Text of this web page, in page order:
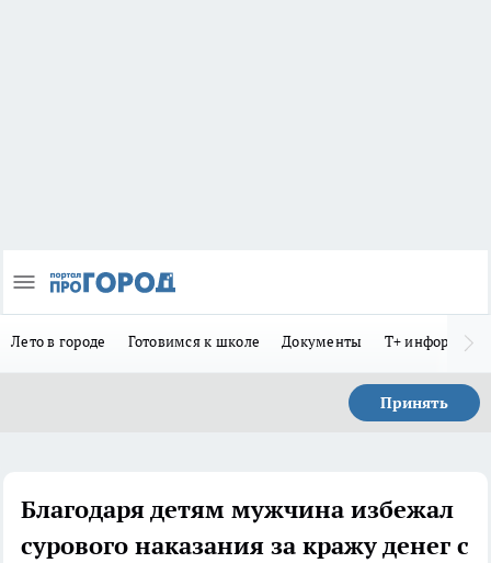
Лето в городе Готовимся к школе Документы Т+
Принять
Благодаря детям мужчина избежал
сурового наказания за кражу денег с